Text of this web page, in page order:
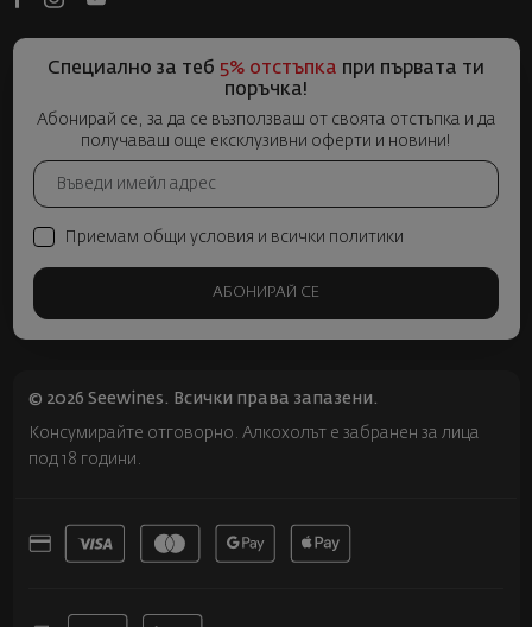
Специално за теб 5% отстъпка при първата ти
поръчка!
Абонирай се, за да се възползваш от своята отстъпка и да
получаваш още ексклузивни оферти и новини!
Приемам общи условия и всички политики
АБОНИРАЙ СЕ
© 2026 Seewines. Всички права запазени.
Консумирайте отговорно. Алкохолът е забранен за лица
под 18 години.